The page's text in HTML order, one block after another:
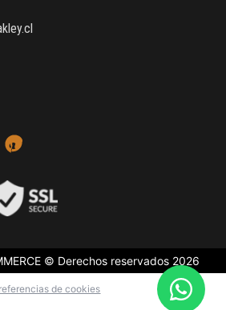
© Derechos reservados 2026
de cookies